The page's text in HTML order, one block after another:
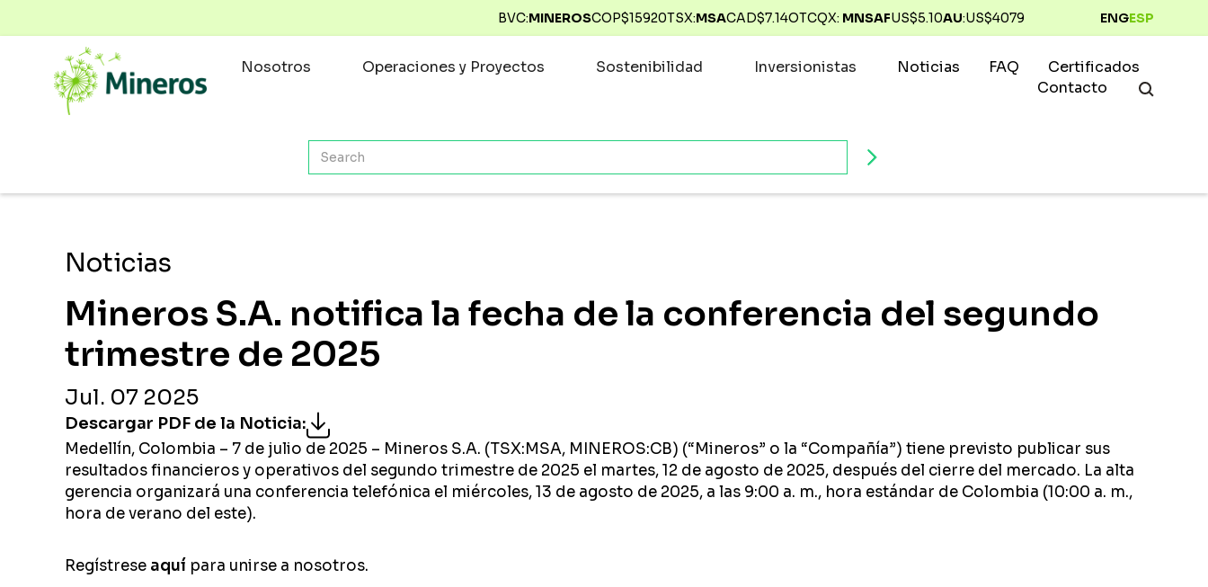
BVC:MINEROSCOP$15920TSX:MSACAD$7.14OTCQX: MNSAFUS$5.10AU:US$4079 ENGESP
Nosotros Operaciones y Proyectos Sostenibilidad Inversionistas Noticias FAQ
Certificados
Contacto
Noticias
Mineros S.A. notifica la fecha de la conferencia del segundo
trimestre de 2025
Jul. 07 2025
Descargar PDF de la Noticia:
Medellín, Colombia – 7 de julio de 2025 – Mineros S.A. (TSX:MSA, MINEROS:CB) (“Mineros” o la “Compañía”) tiene previsto publicar sus
resultados financieros y operativos del segundo trimestre de 2025 el martes, 12 de agosto de 2025, después del cierre del mercado. La alta
gerencia organizará una conferencia telefónica el miércoles, 13 de agosto de 2025, a las 9:00 a. m., hora estándar de Colombia (10:00 a. m.,
hora de verano del este).
Regístrese aquí para unirse a nosotros.